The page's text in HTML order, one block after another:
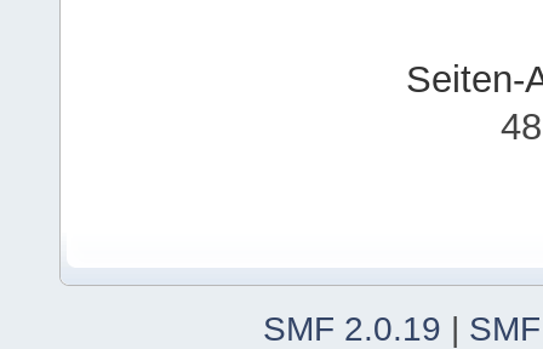
Seiten-
SMF 2.0.19 |